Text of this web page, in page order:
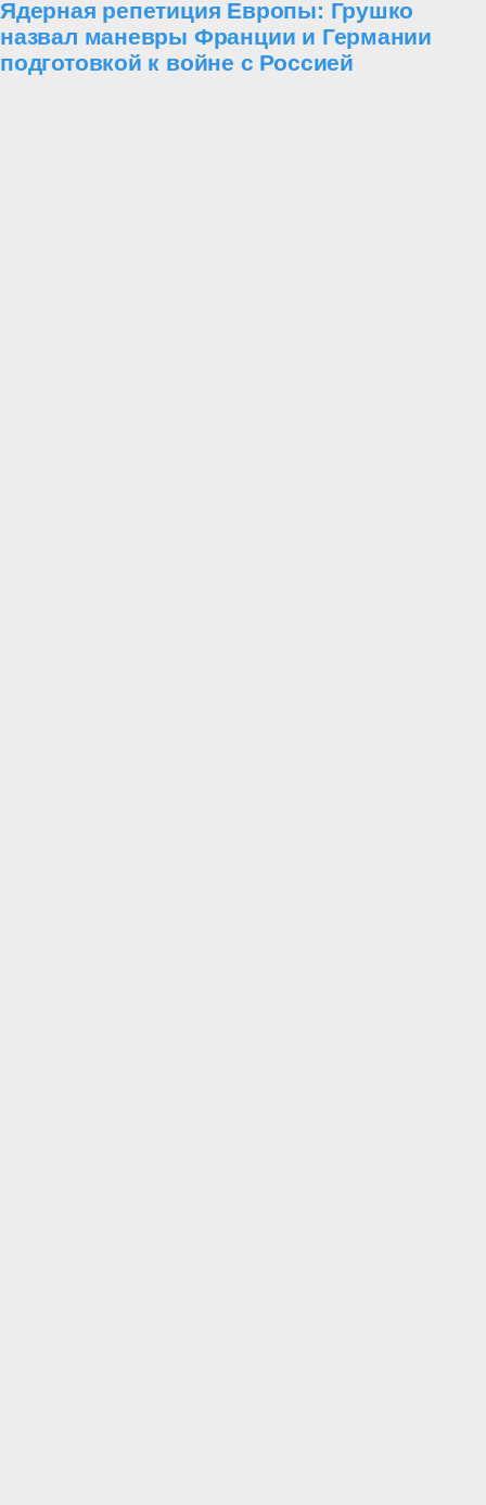
Ядерная репетиция Европы: Грушко
назвал маневры Франции и Германии
подготовкой к войне с Россией